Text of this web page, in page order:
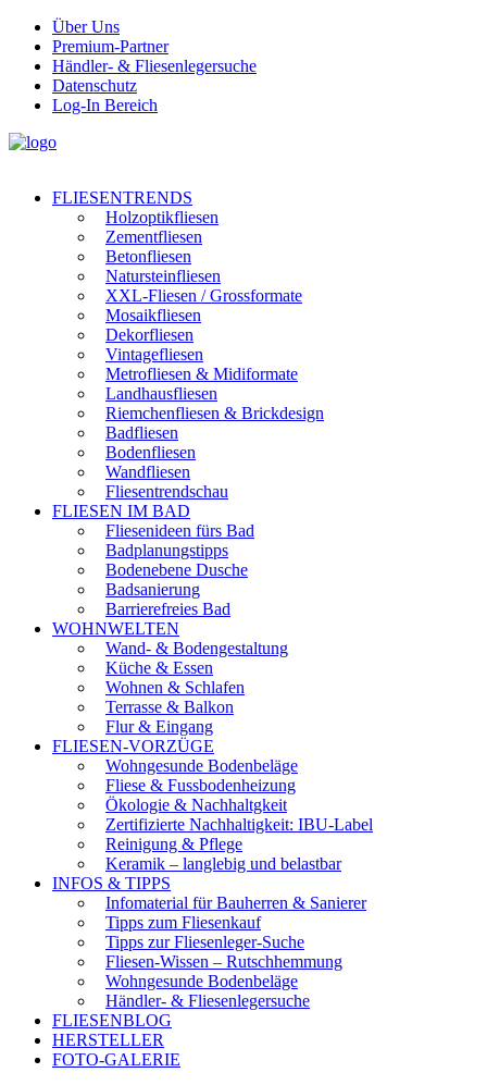
Über Uns
Premium-Partner
Händler- & Fliesenlegersuche
Datenschutz
Log-In Bereich
FLIESENTRENDS
Holzoptikfliesen
Zementfliesen
Betonfliesen
Natursteinfliesen
XXL-Fliesen / Grossformate
Mosaikfliesen
Dekorfliesen
Vintagefliesen
Metrofliesen & Midiformate
Landhausfliesen
Riemchenfliesen & Brickdesign
Badfliesen
Bodenfliesen
Wandfliesen
Fliesentrendschau
FLIESEN IM BAD
Fliesenideen fürs Bad
Badplanungstipps
Bodenebene Dusche
Badsanierung
Barrierefreies Bad
WOHNWELTEN
Wand- & Bodengestaltung
Küche & Essen
Wohnen & Schlafen
Terrasse & Balkon
Flur & Eingang
FLIESEN-VORZÜGE
Wohngesunde Bodenbeläge
Fliese & Fussbodenheizung
Ökologie & Nachhaltgkeit
Zertifizierte Nachhaltigkeit: IBU-Label
Reinigung & Pflege
Keramik – langlebig und belastbar
INFOS & TIPPS
Infomaterial für Bauherren & Sanierer
Tipps zum Fliesenkauf
Tipps zur Fliesenleger-Suche
Fliesen-Wissen – Rutschhemmung
Wohngesunde Bodenbeläge
Händler- & Fliesenlegersuche
FLIESENBLOG
HERSTELLER
FOTO-GALERIE